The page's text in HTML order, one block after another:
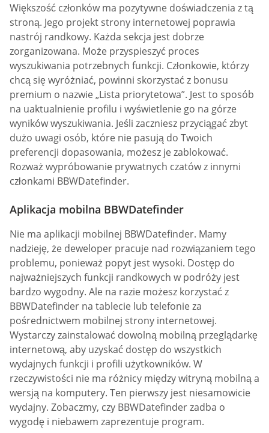
Większość członków ma pozytywne doświadczenia z tą
stroną. Jego projekt strony internetowej poprawia
nastrój randkowy. Każda sekcja jest dobrze
zorganizowana. Może przyspieszyć proces
wyszukiwania potrzebnych funkcji. Członkowie, którzy
chcą się wyróżniać, powinni skorzystać z bonusu
premium o nazwie „Lista priorytetowa”. Jest to sposób
na uaktualnienie profilu i wyświetlenie go na górze
wyników wyszukiwania. Jeśli zaczniesz przyciągać zbyt
dużo uwagi osób, które nie pasują do Twoich
preferencji dopasowania, możesz je zablokować.
Rozważ wypróbowanie prywatnych czatów z innymi
członkami BBWDatefinder.
Aplikacja mobilna BBWDatefinder
Nie ma aplikacji mobilnej BBWDatefinder. Mamy
nadzieję, że deweloper pracuje nad rozwiązaniem tego
problemu, ponieważ popyt jest wysoki. Dostęp do
najważniejszych funkcji randkowych w podróży jest
bardzo wygodny. Ale na razie możesz korzystać z
BBWDatefinder na tablecie lub telefonie za
pośrednictwem mobilnej strony internetowej.
Wystarczy zainstalować dowolną mobilną przeglądarkę
internetową, aby uzyskać dostęp do wszystkich
wydajnych funkcji i profili użytkowników. W
rzeczywistości nie ma różnicy między witryną mobilną a
wersją na komputery. Ten pierwszy jest niesamowicie
wydajny. Zobaczmy, czy BBWDatefinder zadba o
wygodę i niebawem zaprezentuje program.